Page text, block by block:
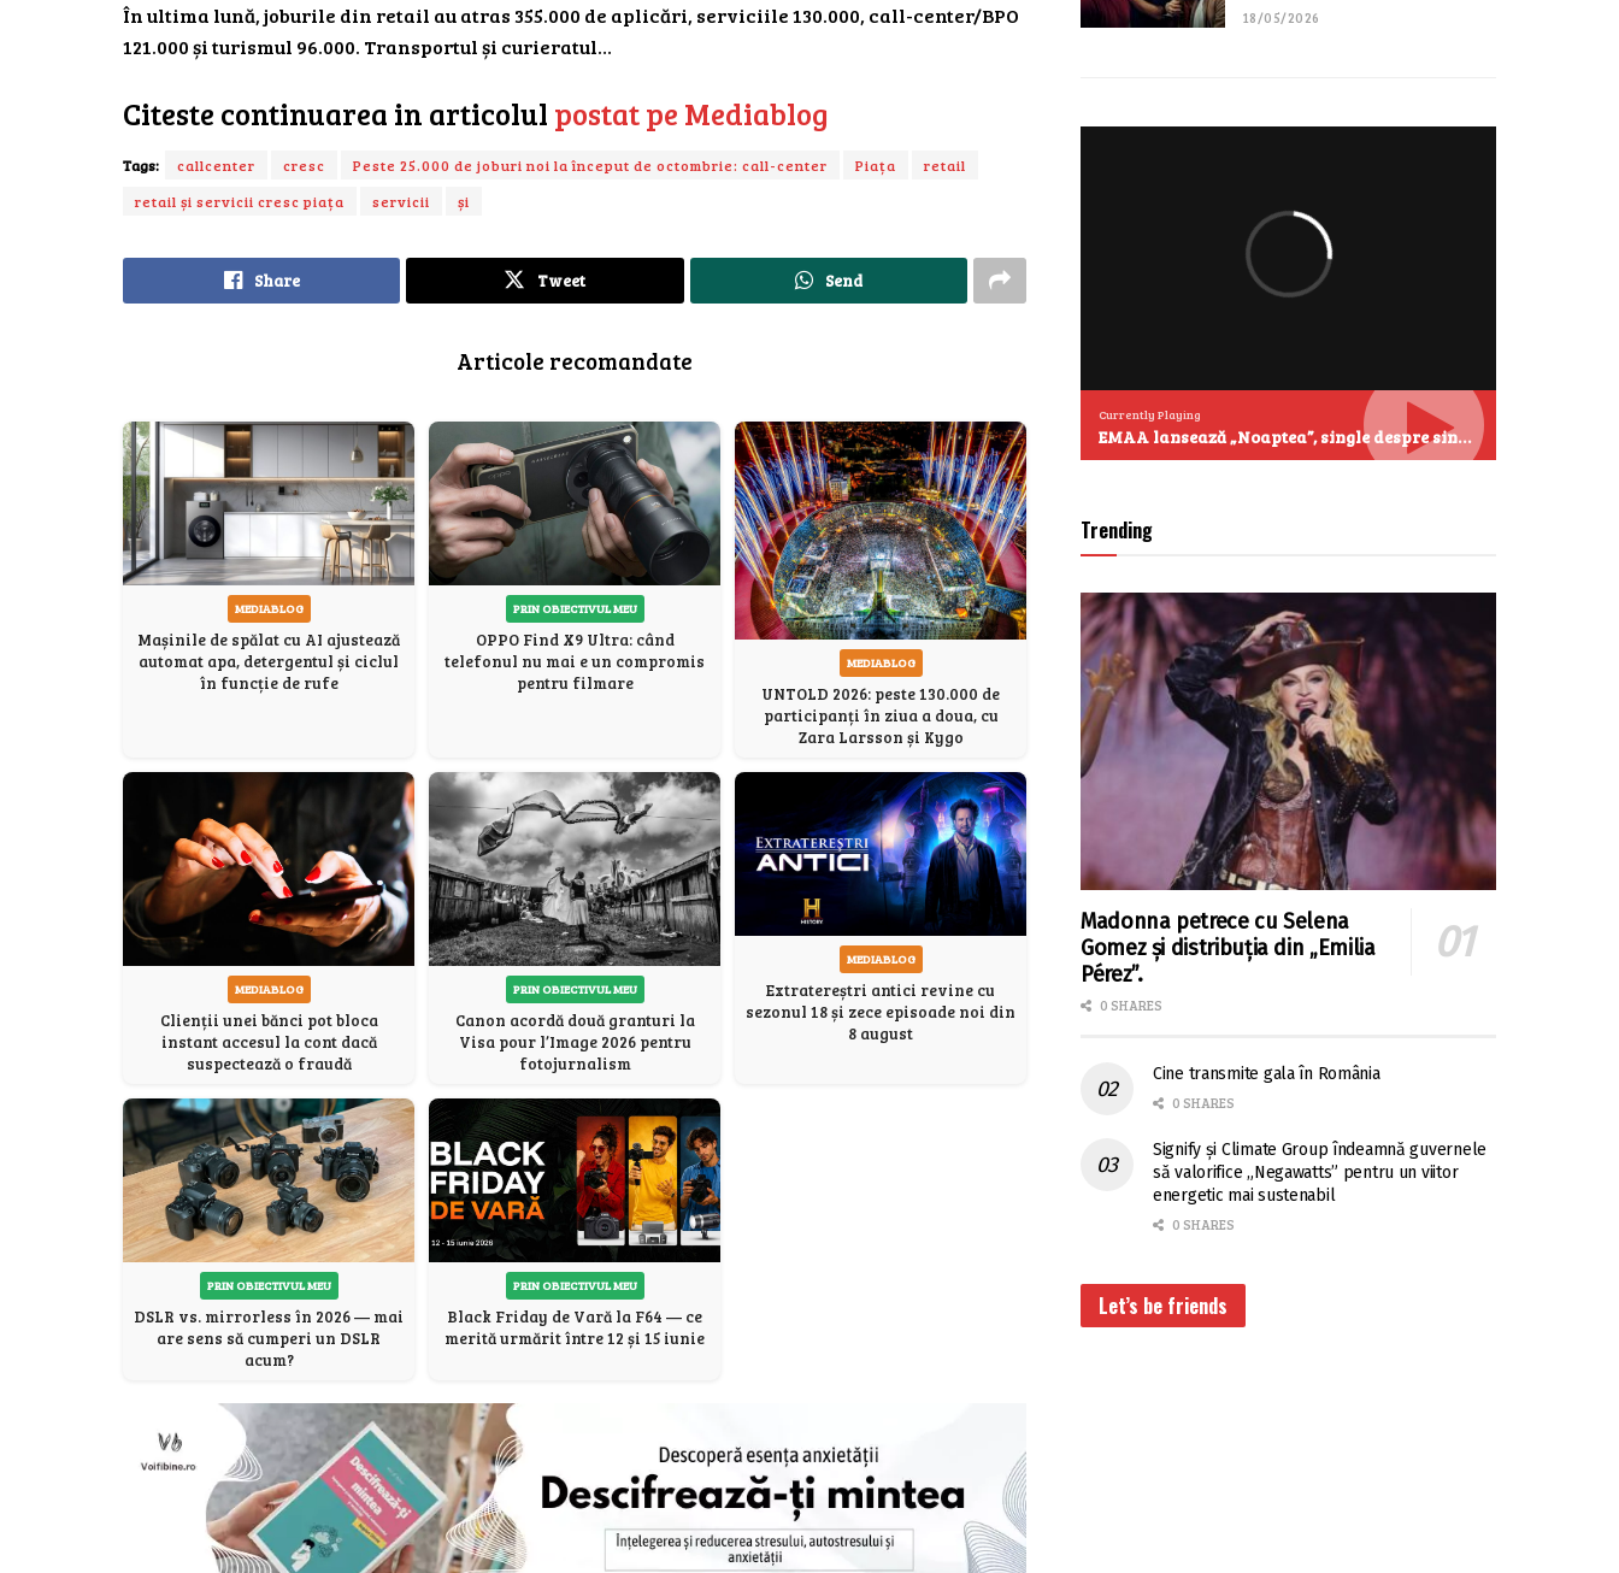
În ultima lună, joburile din retail au atras 355.000 de aplicări, serviciile 130.000, call-center/BPO
121.000 și turismul 96.000. Transportul și curieratul…
Citeste continuarea in articolul postat pe Mediablog
Tags: callcenter cresc Peste 25.000 de joburi noi la început de octombrie: call-center Piața
retail
retail și servicii cresc piața
servicii și
Share Tweet Send
Articole recomandate
MEDIABLOG
Mașinile de spălat cu AI ajustează
automat apa, detergentul și ciclul
în funcție de rufe
PRIN OBIECTIVUL MEU
OPPO Find X9 Ultra: când
telefonul nu mai e un compromis
pentru filmare
MEDIABLOG
UNTOLD 2026: peste 130.000 de
participanți în ziua a doua, cu
Zara Larsson și Kygo
MEDIABLOG
Clienții unei bănci pot bloca
instant accesul la cont dacă
suspectează o fraudă
PRIN OBIECTIVUL MEU
Canon acordă două granturi la
Visa pour l’Image 2026 pentru
fotojurnalism
MEDIABLOG
Extratereștri antici revine cu
sezonul 18 și zece episoade noi din
8 august
PRIN OBIECTIVUL MEU
DSLR vs. mirrorless în 2026 — mai
are sens să cumperi un DSLR
acum?
PRIN OBIECTIVUL MEU
Black Friday de Vară la F64 — ce
merită urmărit între 12 și 15 iunie
18/05/2026
Currently Playing
EMAA lansează „Noaptea”, single despre singurătate și emoțiile care se aud cel mai clar după miezul nopții
Trending
Madonna petrece cu Selena
Gomez și distribuția din „Emilia
Pérez”.
0 SHARES
Cine transmite gala în România
0 SHARES
Signify și Climate Group îndeamnă guvernele
să valorifice „Negawatts” pentru un viitor
energetic mai sustenabil
0 SHARES
Let’s be friends